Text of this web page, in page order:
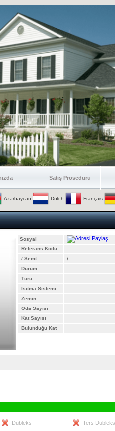
Satış Prosedürü
Azərbaycan Dutch Français
Sosyal
Referans Kodu
/ Semt
/
Durum
Türü
Isıtma Sistemi
Zemin
Oda Sayısı
Kat Sayısı
Bulunduğu Kat
Dubleks Ters Dubleks